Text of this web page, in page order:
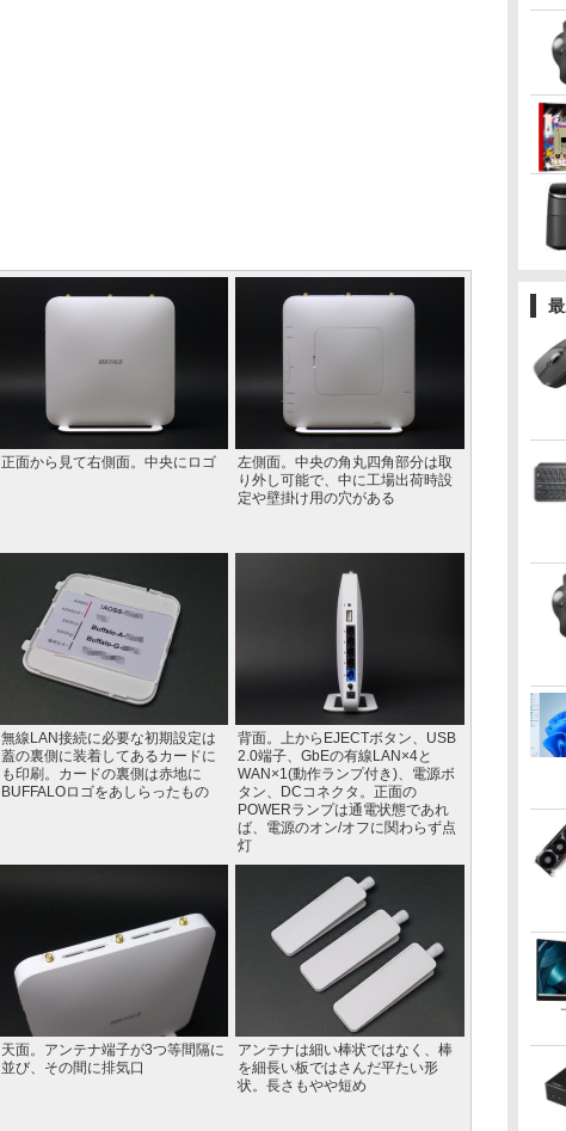
正面から見て右側面。中央にロゴ
左側面。中央の角丸四角部分は取
り外し可能で、中に工場出荷時設
定や壁掛け用の穴がある
無線LAN接続に必要な初期設定は
蓋の裏側に装着してあるカードに
も印刷。カードの裏側は赤地に
BUFFALOロゴをあしらったもの
背面。上からEJECTボタン、USB
2.0端子、GbEの有線LAN×4と
WAN×1(動作ランプ付き)、電源ボ
タン、DCコネクタ。正面の
POWERランプは通電状態であれ
ば、電源のオン/オフに関わらず点
灯
天面。アンテナ端子が3つ等間隔に
並び、その間に排気口
アンテナは細い棒状ではなく、棒
を細長い板ではさんだ平たい形
状。長さもやや短め